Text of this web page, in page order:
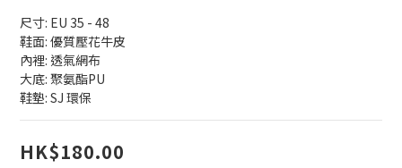
尺寸: EU 35 - 48
鞋面: 優質壓花牛皮
內裡: 透氣網布
大底: 聚氨酯PU
鞋墊: SJ 環保
HK$180.00